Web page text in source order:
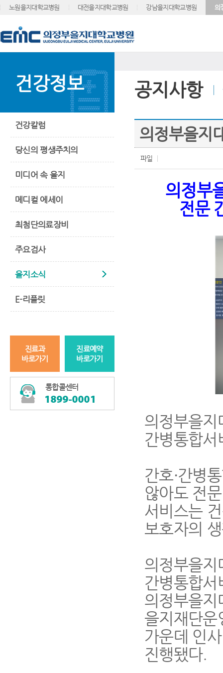
노원을지대학교병원 대전을지대학교병원 강남을지대학교병원 의
건강정보
건강칼럼
당신의 평생주치의
미디어 속 을지
메디컬 에세이
최첨단의료장비
주요검사
을지소식
E-리플릿
진료과
바로가기
진료예약
바로가기
통합콜센터
공지사항
의정부을지
파일
의정부
전문
의정부을지
간병통합
간호·간병
않아도 전
서비스는
보호자의
의정부을
간병통합서
의정부을지
을지재단운
가운데 인
진행됐다.